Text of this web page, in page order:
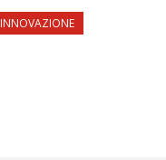
INNOVAZIONE